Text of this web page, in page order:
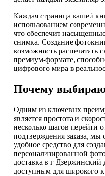
Каждая страница вашей
использованием
что обеспечит
снимка. Создание
возможность распечатать
премиум-формате,
цифрового мира в
Почему
Одним из ключевых
является простота и
несколько шагов перейти
подтверждения заказа, мы
удобное средство для
персонализированной
доставка в г Дзержинский
доступным для широкого